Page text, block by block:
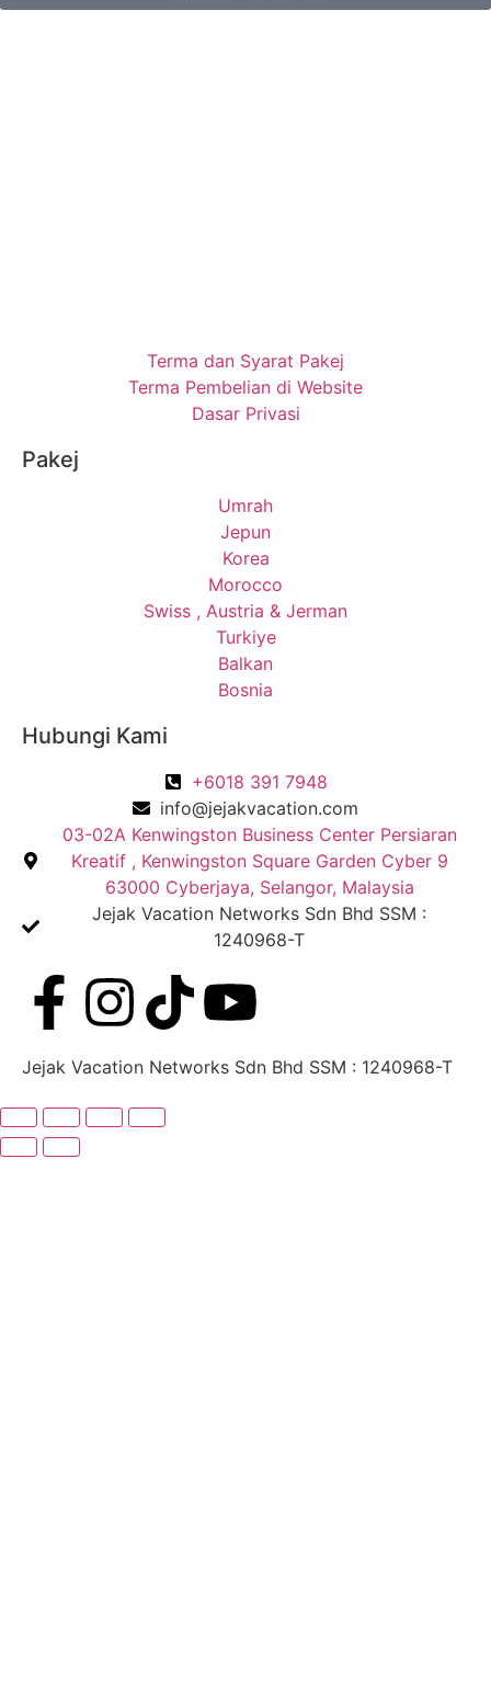
Terma dan Syarat Pakej
Terma Pembelian di Website
Dasar Privasi
Pakej
Umrah
Jepun
Korea
Morocco
Swiss , Austria & Jerman
Turkiye
Balkan
Bosnia
Hubungi Kami
+6018 391 7948
info@jejakvacation.com
03-02A Kenwingston Business Center Persiaran
Kreatif , Kenwingston Square Garden Cyber 9
63000 Cyberjaya, Selangor, Malaysia
Jejak Vacation Networks Sdn Bhd SSM :
1240968-T​
Jejak Vacation Networks Sdn Bhd SSM : 1240968-T